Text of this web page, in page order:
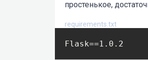
простенькое,
requirements.txt
Flask==1.0.2